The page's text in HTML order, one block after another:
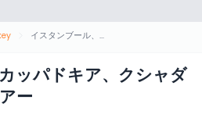
イスタンブール、カッパドキア、クシャダスのパッケージツアー
ッパドキア、クシャダ
ー